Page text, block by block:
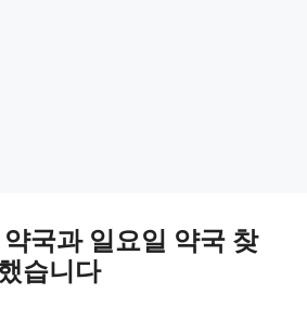
국과 일요일 약국 찾
습니다